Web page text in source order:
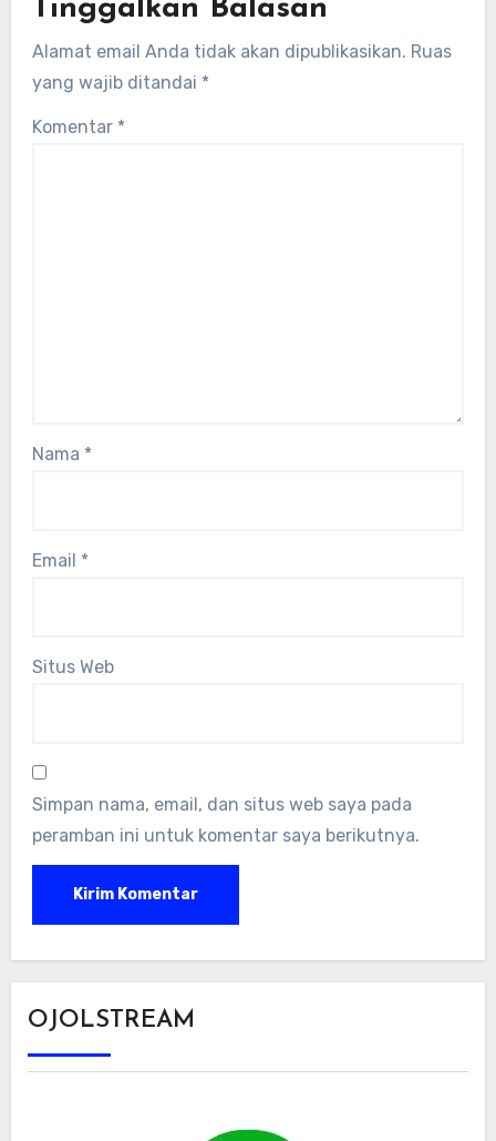
Tinggalkan Balasan
Alamat email Anda tidak akan dipublikasikan. Ruas
yang wajib ditandai *
Komentar *
Nama *
Email *
Situs Web
Simpan nama, email, dan situs web saya pada
peramban ini untuk komentar saya berikutnya.
OJOLSTREAM